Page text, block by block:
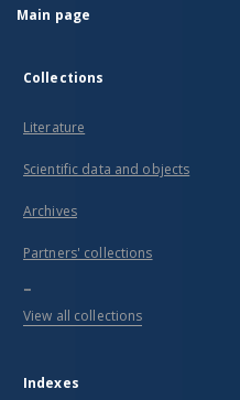
Main page
Collections
Literature
Scientific data and objects
Archives
Partners' collections
...
View all collections
Indexes